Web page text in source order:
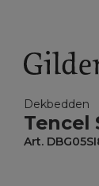
Dekbedden
Tencel
Art.